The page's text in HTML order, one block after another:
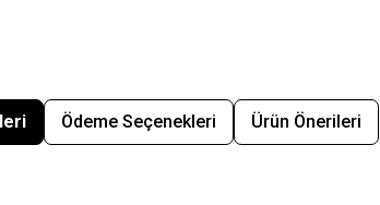
Ödeme Seçenekleri Ürün Önerileri